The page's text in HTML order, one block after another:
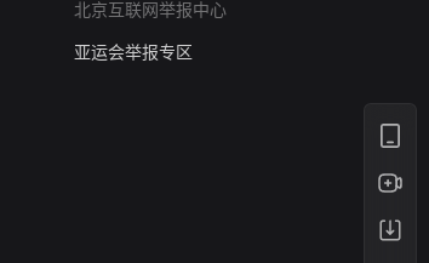
北京互联网举报中心
算法推荐专项举报
亚运会举报专区